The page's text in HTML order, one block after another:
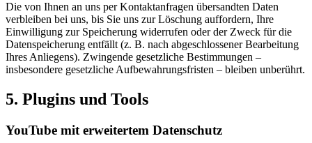
Die von Ihnen an uns per Kontaktanfragen übersandten Daten
verbleiben bei uns, bis Sie uns zur Löschung auffordern, Ihre
Einwilligung zur Speicherung widerrufen oder der Zweck für die
Datenspeicherung entfällt (z. B. nach abgeschlossener Bearbeitung
Ihres Anliegens). Zwingende gesetzliche Bestimmungen –
insbesondere gesetzliche Aufbewahrungsfristen – bleiben unberührt.
5. Plugins und Tools
YouTube mit erweitertem Datenschutz